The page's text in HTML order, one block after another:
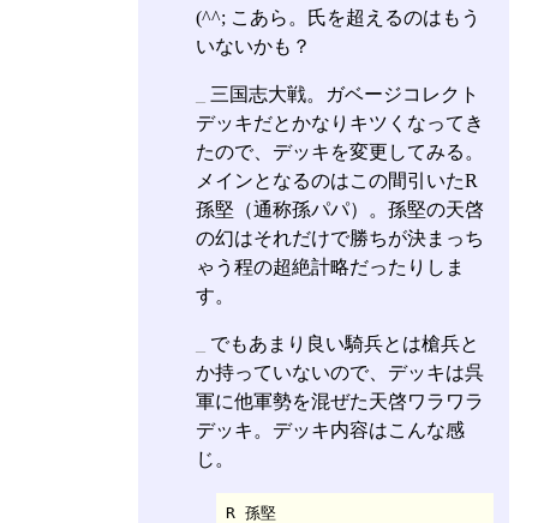
(^^; こあら。氏を超えるのはもう
いないかも？
三国志大戦。ガベージコレクト
デッキだとかなりキツくなってき
たので、デッキを変更してみる。
メインとなるのはこの間引いたR
孫堅（通称孫パパ）。孫堅の天啓
の幻はそれだけで勝ちが決まっち
ゃう程の超絶計略だったりしま
す。
でもあまり良い騎兵とは槍兵と
か持っていないので、デッキは呉
軍に他軍勢を混ぜた天啓ワラワラ
デッキ。デッキ内容はこんな感
じ。
R 孫堅